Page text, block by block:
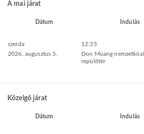
A mai járat
Dátum Indulás
szerda
2026. augusztus 5.
12:35
Don Müang nemzetközi
repülőtér
Közelgő járat
Dátum Indulás